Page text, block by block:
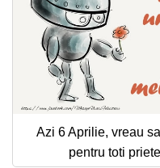
Azi 6 Aprilie, vreau
pentru toti